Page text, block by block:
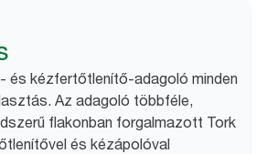
és kézfertőtlenítő-adagoló minden
Az adagoló többféle,
flakonban forgalmazott Tork
és kézápolóval